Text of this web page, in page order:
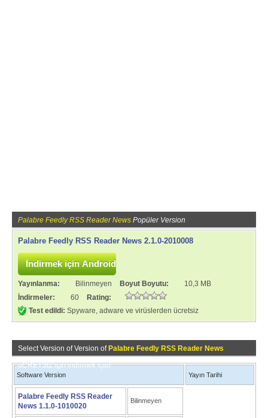
Palabre Feedly RSS Reader News Popüler Version
Palabre Feedly RSS Reader News 2.1.0-2010008
Yayınlanma: Bilinmeyen Boyut Boyutu:
10,3 MB
İndirmeler:
60
Rating:
Test edildi: Spyware, adware ve virüslerden ücretsiz
Select Version of Version of Palabre Feedly RSS Reader News
üCRETSİZ için indirmek için!
Software Version Yayın Tarihi
Palabre Feedly RSS Reader
News 1.1.0-1010020
Bilinmeyen